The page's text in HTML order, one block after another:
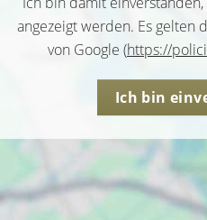
angezeigt werden. Es gelten
von Google (https://
Ich bin